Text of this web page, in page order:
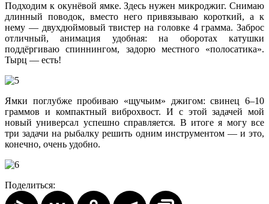
Подходим к окунёвой ямке. Здесь нужен микроджиг. Снимаю
длинный поводок, вместо него привязываю короткий, а к
нему — двухдюймовый твистер на головке 4 грамма. Заброс
отличный, анимация удобная: на оборотах катушки
поддёргиваю спиннингом, задорю местного «полосатика».
Тырц — есть!
Ямки поглубже пробиваю «щучьим» джигом: свинец 6–10
граммов и компактный виброхвост. И с этой задачей мой
новый универсал успешно справляется. В итоге я могу все
три задачи на рыбалку решить одним инструментом — и это,
конечно, очень удобно.
Поделиться: